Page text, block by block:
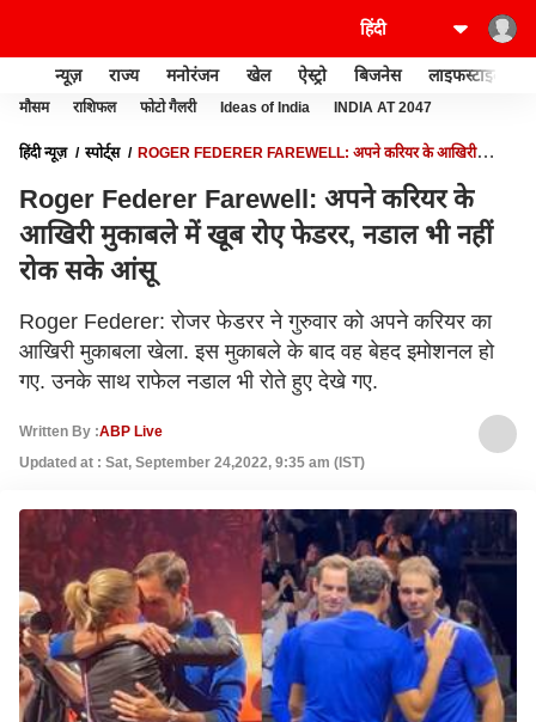
न्यूज़ राज्य मनोरंजन खेल ऐस्ट्रो बिजनेस लाइफस्टाइल
मौसम राशिफल फोटो गैलरी Ideas of India INDIA AT 2047
हिंदी न्यूज़ स्पोर्ट्स
ROGER FEDERER FAREWELL: अपने करियर के आखिरी
Roger Federer Farewell: अपने करियर के
आखिरी मुकाबले में खूब रोए फेडरर, नडाल भी नहीं
रोक सके आंसू
Roger Federer: रोजर फेडरर ने गुरुवार को अपने करियर का
आखिरी मुकाबला खेला. इस मुकाबले के बाद वह बेहद इमोशनल हो
गए. उनके साथ राफेल नडाल भी रोते हुए देखे गए.
Written By :ABP Live
Updated at : Sat, September 24,2022, 9:35 am (IST)